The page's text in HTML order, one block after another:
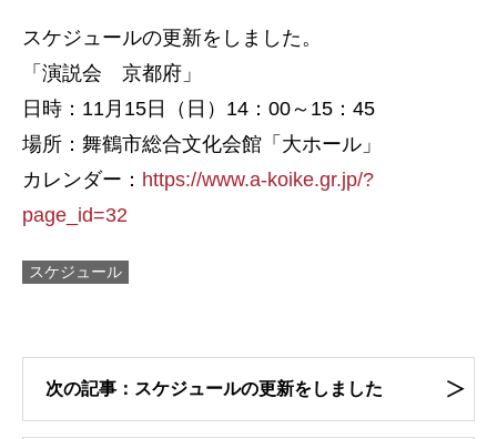
スケジュールの更新をしました。
「演説会 京都府」
日時：11月15日（日）14：00～15：45
場所：舞鶴市総合文化会館「大ホール」
カレンダー： https://www.a-koike.gr.jp/?
page_id=32
スケジュール
次の記事：スケジュールの更新をしました